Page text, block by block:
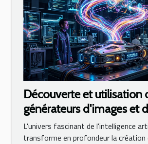
Découverte et utilisation
générateurs d'images et
basés sur l'IA
L'univers fascinant de l'intelligence
transforme en profondeur la création